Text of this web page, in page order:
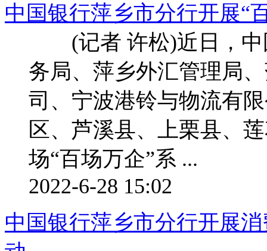
中国银行萍乡市分行开展“
(记者 许松)近日，中
务局、萍乡外汇管理局
司、宁波港铃与物流有
区、芦溪县、上栗县、
场“百场万企”系 ...
2022-6-28 15:02
中国银行萍乡市分行开展